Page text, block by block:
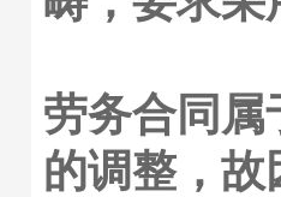
劳务合同属
的调整，